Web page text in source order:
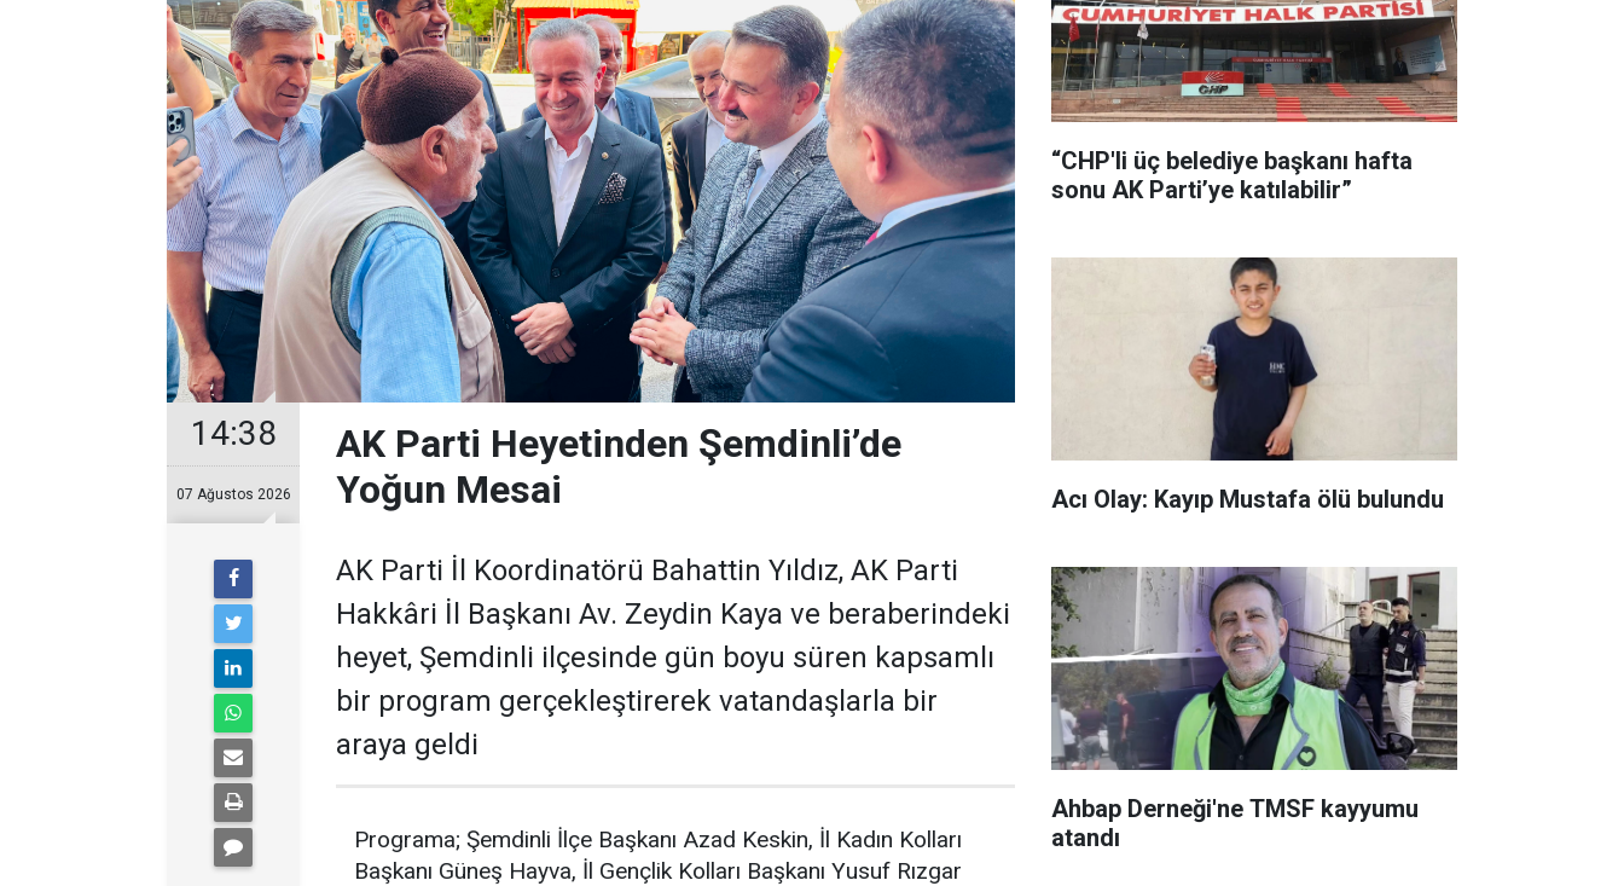
14:38
07 Ağustos 2026
AK Parti Heyetinden Şemdinli’de
Yoğun Mesai
AK Parti İl Koordinatörü Bahattin Yıldız, AK Parti
Hakkâri İl Başkanı Av. Zeydin Kaya ve beraberindeki
heyet, Şemdinli ilçesinde gün boyu süren kapsamlı
bir program gerçekleştirerek vatandaşlarla bir
araya geldi
Programa; Şemdinli İlçe Başkanı Azad Keskin, İl Kadın Kolları
Başkanı Güneş Hayva, İl Gençlik Kolları Başkanı Yusuf Rızgar
“CHP'li üç belediye başkanı hafta
sonu AK Parti’ye katılabilir”
Acı Olay: Kayıp Mustafa ölü bulundu
Ahbap Derneği'ne TMSF kayyumu
atandı